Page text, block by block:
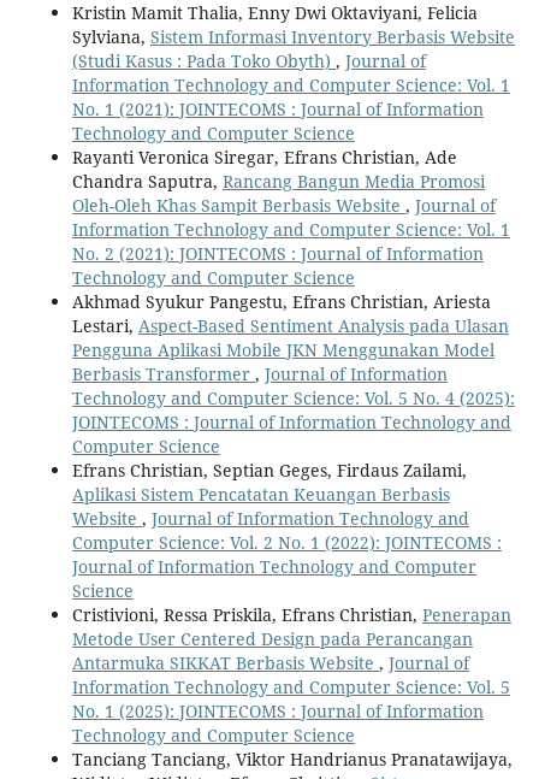
Kristin Mamit Thalia, Enny Dwi Oktaviyani, Felicia
Sylviana, Sistem Informasi Inventory Berbasis Website
(Studi Kasus : Pada Toko Obyth) , Journal of
Information Technology and Computer Science: Vol. 1
No. 1 (2021): JOINTECOMS : Journal of Information
Technology and Computer Science
Rayanti Veronica Siregar, Efrans Christian, Ade
Chandra Saputra, Rancang Bangun Media Promosi
Oleh-Oleh Khas Sampit Berbasis Website , Journal of
Information Technology and Computer Science: Vol. 1
No. 2 (2021): JOINTECOMS : Journal of Information
Technology and Computer Science
Akhmad Syukur Pangestu, Efrans Christian, Ariesta
Lestari, Aspect-Based Sentiment Analysis pada Ulasan
Pengguna Aplikasi Mobile JKN Menggunakan Model
Berbasis Transformer , Journal of Information
Technology and Computer Science: Vol. 5 No. 4 (2025):
JOINTECOMS : Journal of Information Technology and
Computer Science
Efrans Christian, Septian Geges, Firdaus Zailami,
Aplikasi Sistem Pencatatan Keuangan Berbasis
Website , Journal of Information Technology and
Computer Science: Vol. 2 No. 1 (2022): JOINTECOMS :
Journal of Information Technology and Computer
Science
Cristivioni, Ressa Priskila, Efrans Christian, Penerapan
Metode User Centered Design pada Perancangan
Antarmuka SIKKAT Berbasis Website , Journal of
Information Technology and Computer Science: Vol. 5
No. 1 (2025): JOINTECOMS : Journal of Information
Technology and Computer Science
Tanciang Tanciang, Viktor Handrianus Pranatawijaya,